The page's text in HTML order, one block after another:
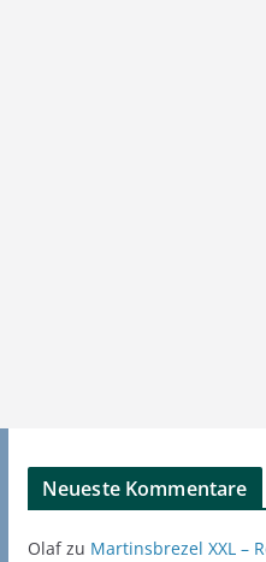
Neueste Kommentare
Olafzu Martinsbrezel XXL –